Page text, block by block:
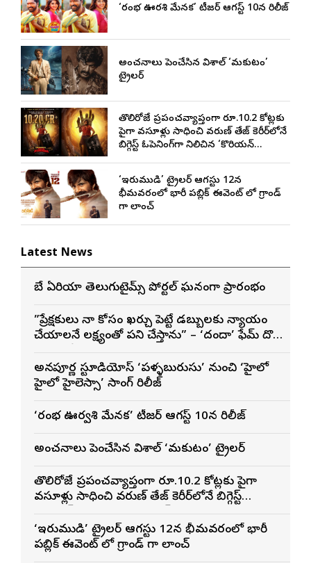
‘రంభ ఊర్వశి మేనక’ టీజర్ ఆగస్ట్ 10న రిలీజ్
అంచనాలు పెంచేసిన విశాల్ ‘మకుటం’
ట్రైలర్
తొలిరోజే ప్రపంచవ్యాప్తంగా రూ.10.2 కోట్లకు
పైగా వసూళ్లు సాధించి వరుణ్ తేజ్ కెరీర్‌లోనే
బిగ్గెస్ట్ ఓపెనింగ్‌గా నిలిచిన ‘కొరియన్
‘ఇరుముడి’ ట్రైలర్ ఆగస్టు 12న
భీమవరంలో భారీ పబ్లిక్ ఈవెంట్ లో గ్రాండ్
గా లాంచ్
Latest News
బే ఏరియా తెలుగుటైమ్స్ పోర్టల్ ఘనంగా ప్రారంభం
”ప్రేక్షకులు నా కోసం ఖర్చు పెట్టే డబ్బులకు న్యాయం
చేయాలనే లక్ష్యంతో పని చేస్తాను” – ‘దందా’ ఫేమ్ దొర
అన్నపూర్ణ స్టూడియోస్ ‘పళ్ళబురుసు’ నుంచి ‘హైలో
హైలో హైలెస్సా’ సాంగ్ రిలీజ్
‘రంభ ఊర్వశి మేనక’ టీజర్ ఆగస్ట్ 10న రిలీజ్
అంచనాలు పెంచేసిన విశాల్ ‘మకుటం’ ట్రైలర్
తొలిరోజే ప్రపంచవ్యాప్తంగా రూ.10.2 కోట్లకు పైగా
వసూళ్లు సాధించి వరుణ్ తేజ్ కెరీర్‌లోనే బిగ్గెస్ట్
‘ఇరుముడి’ ట్రైలర్ ఆగస్టు 12న భీమవరంలో భారీ
పబ్లిక్ ఈవెంట్ లో గ్రాండ్ గా లాంచ్